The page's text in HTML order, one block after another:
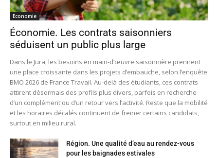
Economie
Économie. Les contrats saisonniers
séduisent un public plus large
Dans le Jura, les besoins en main-d’œuvre saisonnière prennent
une place croissante dans les projets d’embauche, selon l’enquête
BMO 2026 de France Travail. Au-delà des étudiants, ces contrats
attirent désormais des profils plus divers, parfois en recherche
d’un complément ou d’un retour vers l’activité. Reste que la mobilité
et les horaires décalés continuent de freiner certains candidats,
surtout en milieu rural.
Région. Une qualité d’eau au rendez-vous
pour les baignades estivales